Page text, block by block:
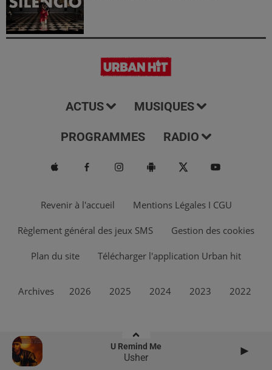
U Remind Me
Usher
ACTUS MUSIQUES
PROGRAMMES RADIO
Revenir à l'accueil Mentions Légales I CGU
Règlement général des jeux SMS Gestion des cookies
Plan du site Télécharger l'application Urban hit
Archives 2026 2025 2024 2023 2022